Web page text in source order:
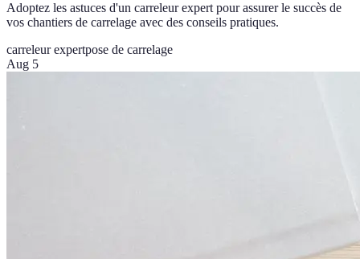
Adoptez les astuces d'un carreleur expert pour assurer le succès de
vos chantiers de carrelage avec des conseils pratiques.
carreleur expertpose de carrelage
Aug 5